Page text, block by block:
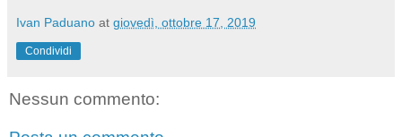
Ivan Paduano at giovedì, ottobre 17, 2019
Condividi
Nessun commento: